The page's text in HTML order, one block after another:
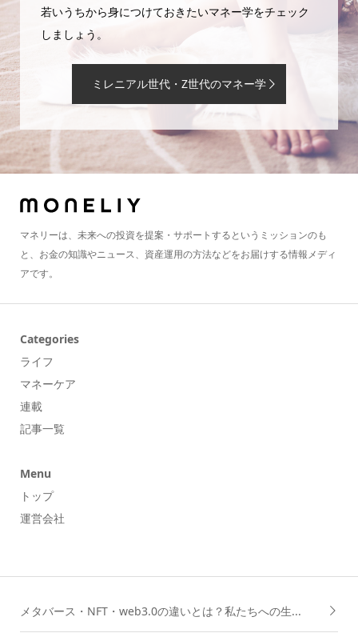
若いうちから身につけておきたいマネー学をチェック
しましょう。
ミレニアル世代・Z世代のマネー学
マネリーは、未来への投資を提案・サポートするというミッションのも
と、お金の知識やニュース、資産運用の方法などをお届けする情報メディ
アです。
Categories
ライフ
マネーケア
連載
記事一覧
Menu
トップ
運営会社
メタバース・NFT・web3.0の違いとは？私たちへの生...